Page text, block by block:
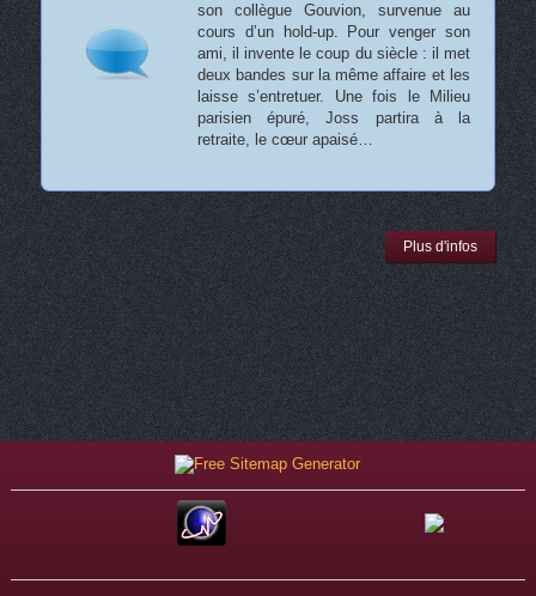
son collègue Gouvion, survenue au
cours d’un hold-up. Pour venger son
ami, il invente le coup du siècle : il met
deux bandes sur la même affaire et les
laisse s’entretuer. Une fois le Milieu
parisien épuré, Joss partira à la
retraite, le cœur apaisé…
Plus d'infos